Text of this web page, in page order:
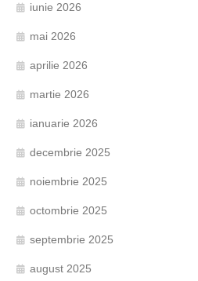
iunie 2026
mai 2026
aprilie 2026
martie 2026
ianuarie 2026
decembrie 2025
noiembrie 2025
octombrie 2025
septembrie 2025
august 2025